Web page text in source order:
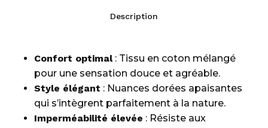
Description
Confort optimal: Tissu en coton mélangé
pour une sensation douce et agréable.
Style élégant : Nuances dorées apaisantes
qui s’intègrent parfaitement à la nature.
Imperméabilité élevée : Résiste aux